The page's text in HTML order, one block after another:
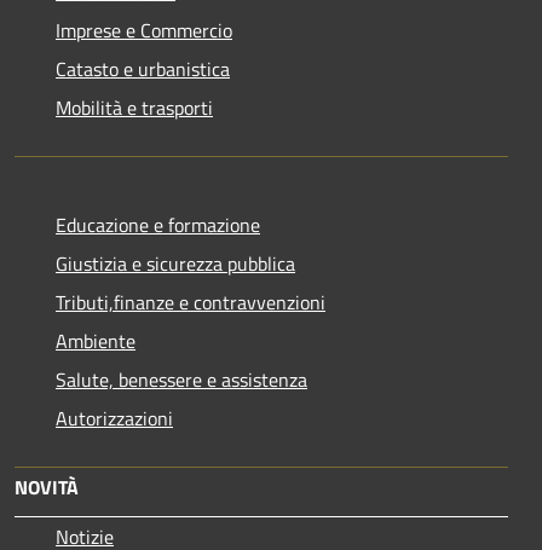
Imprese e Commercio
Catasto e urbanistica
Mobilità e trasporti
Educazione e formazione
Giustizia e sicurezza pubblica
Tributi,finanze e contravvenzioni
Ambiente
Salute, benessere e assistenza
Autorizzazioni
NOVITÀ
Notizie